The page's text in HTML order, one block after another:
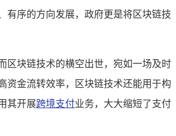
有序的方向发展，政府更是将区块链技
区块链技术的横空出世，宛如一场及时
资金流转效率，区块链技术还能用于构
其开展跨境支付业务，大大缩短了支付